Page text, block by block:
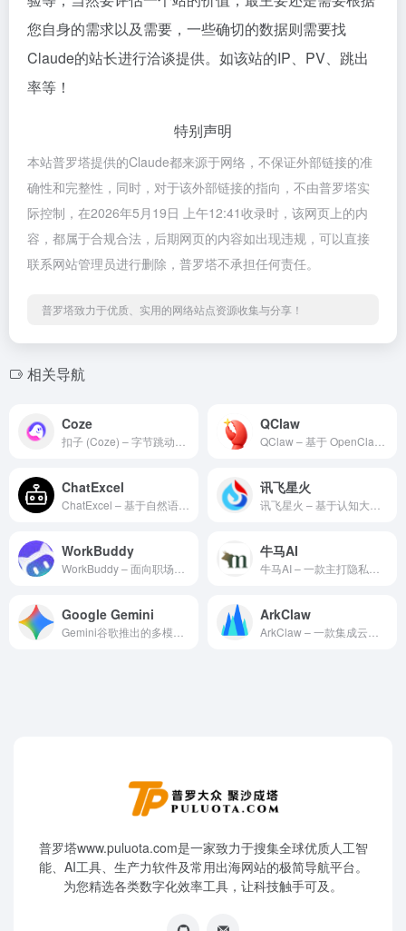
您自身的需求以及需要，一些确切的数据则需要找
Claude的站长进行洽谈提供。如该站的IP、PV、跳出
率等！
特别声明
本站普罗塔提供的Claude都来源于网络，不保证外部链接的准
确性和完整性，同时，对于该外部链接的指向，不由普罗塔实
际控制，在2026年5月19日 上午12:41收录时，该网页上的内
容，都属于合规合法，后期网页的内容如出现违规，可以直接
联系网站管理员进行删除，普罗塔不承担任何责任。
普罗塔致力于优质、实用的网络站点资源收集与分享！
相关导航
Coze QClaw
ChatExcel 讯飞星火
WorkBuddy 牛马AI
Google Gemini ArkClaw
普罗塔www.puluota.com是一家致力于搜集全球优质人工智
能、AI工具、生产力软件及常用出海网站的极简导航平台。
为您精选各类数字化效率工具，让科技触手可及。